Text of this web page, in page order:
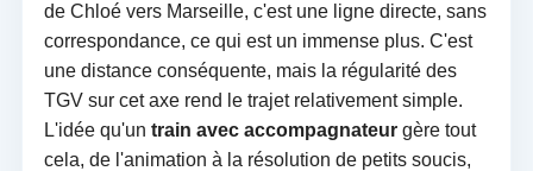
de Chloé vers Marseille, c'est une ligne directe, sans
correspondance, ce qui est un immense plus. C'est
une distance conséquente, mais la régularité des
TGV sur cet axe rend le trajet relativement simple.
L'idée qu'un train avec accompagnateurgère tout
cela, de l'animation à la résolution de petits soucis,